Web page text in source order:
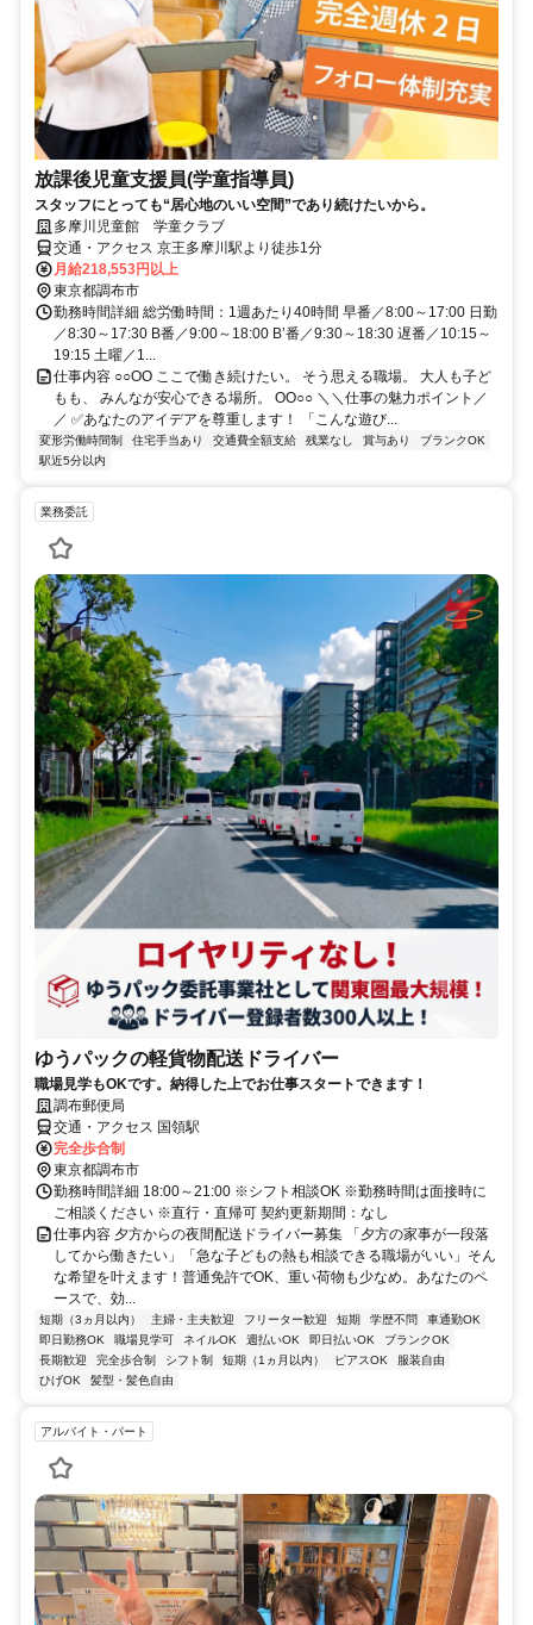
放課後児童支援員(学童指導員)
スタッフにとっても“居心地のいい空間”であり続けたいから。
多摩川児童館 学童クラブ
交通・アクセス 京王多摩川駅より徒歩1分
月給218,553円以上
東京都調布市
勤務時間詳細 総労働時間：1週あたり40時間 早番／8:00～17:00 日勤
／8:30～17:30 B番／9:00～18:00 B’番／9:30～18:30 遅番／10:15～
19:15 土曜／1...
仕事内容 ○○ОО ここで働き続けたい。 そう思える職場。 大人も子ど
もも、 みんなが安心できる場所。 ОО○○ ＼＼仕事の魅力ポイント／
／ ✅あなたのアイデアを尊重します！ 「こんな遊び...
変形労働時間制 住宅手当あり 交通費全額支給 残業なし 賞与あり
ブランクOK
駅近5分以内
業務委託
ゆうパックの軽貨物配送ドライバー
職場見学もOKです。納得した上でお仕事スタートできます！
調布郵便局
交通・アクセス 国領駅
完全歩合制
東京都調布市
勤務時間詳細 18:00～21:00 ※シフト相談OK ※勤務時間は面接時に
ご相談ください ※直行・直帰可 契約更新期間：なし
仕事内容 夕方からの夜間配送ドライバー募集 「夕方の家事が一段落
してから働きたい」「急な子どもの熱も相談できる職場がいい」そん
な希望を叶えます！普通免許でOK、重い荷物も少なめ。あなたのペ
ースで、効...
短期（3ヵ月以内） 主婦・主夫歓迎 フリーター歓迎 短期 学歴不問
車通勤OK
即日勤務OK
職場見学可 ネイルOK 週払いOK 即日払いOK
ブランクOK
長期歓迎
完全歩合制 シフト制 短期（1ヵ月以内） ピアスOK
服装自由
ひげOK
髪型・髪色自由
アルバイト・パート